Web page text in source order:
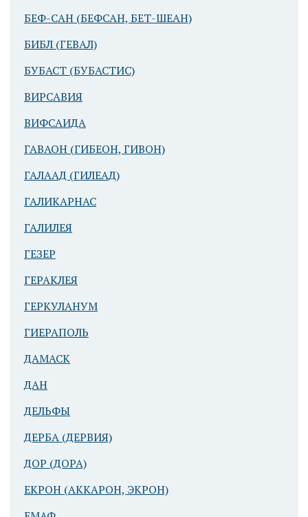
БЕФ-САН (БЕФСАН, БЕТ-ШЕАН)
БИБЛ (ГЕВАЛ)
БУБАСТ (БУБАСТИС)
ВИРСАВИЯ
ВИФСАИДА
ГАВАОН (ГИБЕОН, ГИВОН)
ГАЛААД (ГИЛЕАД)
ГАЛИКАРНАС
ГАЛИЛЕЯ
ГЕЗЕР
ГЕРАКЛЕЯ
ГЕРКУЛАНУМ
ГИЕРАПОЛЬ
ДАМАСК
ДАН
ДЕЛЬФЫ
ДЕРБА (ДЕРВИЯ)
ДОР (ДОРА)
ЕКРОН (АККАРОН, ЭКРОН)